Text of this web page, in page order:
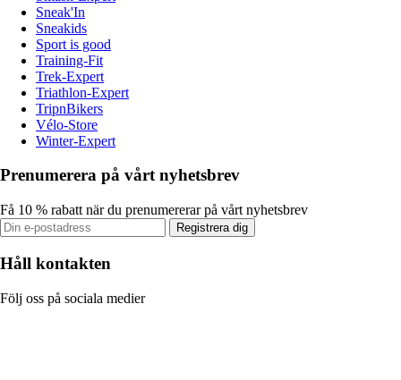
Sneak'In
Sneakids
Sport is good
Training-Fit
Trek-Expert
Triathlon-Expert
TripnBikers
Vélo-Store
Winter-Expert
Prenumerera på vårt nyhetsbrev
Få 10 % rabatt när du prenumererar på vårt nyhetsbrev
Registrera dig
Håll kontakten
Följ oss på sociala medier